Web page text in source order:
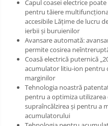
Capul coasei electrice
pentru tăiere
accesibile Lăţime de lucru
ierbii şi buruienilor
Avansare automată:
permite cosirea
Coasă electrică puternică
acumulator litiu-ion pentru
marginilor
Tehnologia noastră
pentru a optimiza
supraîncălzirea şi pentru a
acumulatorului